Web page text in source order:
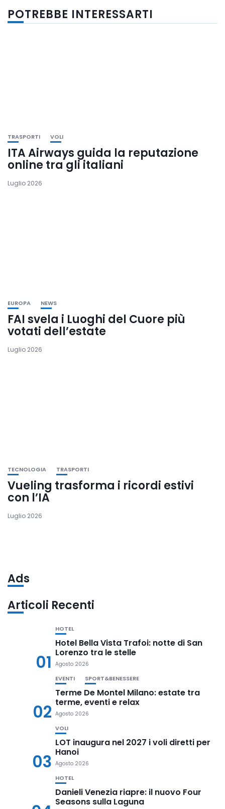
POTREBBE INTERESSARTI
TRASPORTI VOLI
ITA Airways guida la reputazione
online tra gli italiani
Luglio 2026
EUROPA NEWS
FAI svela i Luoghi del Cuore più
votati dell’estate
Luglio 2026
TECNOLOGIA TRASPORTI
Vueling trasforma i ricordi estivi
con l’IA
Luglio 2026
Ads
Articoli Recenti
01
HOTEL
Hotel Bella Vista Trafoi: notte di San
Lorenzo tra le stelle
Agosto 2026
02
EVENTI SPORT&BENESSERE
Terme De Montel Milano: estate tra
terme, eventi e relax
Agosto 2026
03
VOLI
LOT inaugura nel 2027 i voli diretti per
Hanoi
Agosto 2026
HOTEL
Danieli Venezia riapre: il nuovo Four
Seasons sulla Laguna